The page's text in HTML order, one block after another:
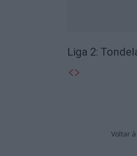
Liga 2:
Voltar